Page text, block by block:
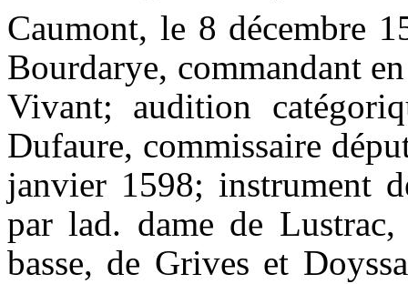
Caumont, le 8 décembre
Bourdarye, commandant
Vivant; audition
Dufaure, commissaire
janvier 1598; instrument
par lad. dame de Lustrac,
basse, de Grives et